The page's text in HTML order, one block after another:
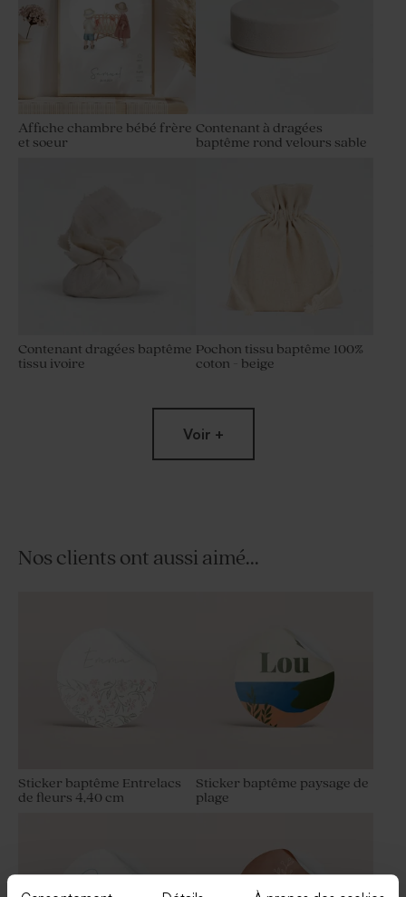
Affiche chambre bébé frère
et soeur
Contenant à dragées
baptême rond velours sable
Contenant dragées baptême
tissu ivoire
Pochon tissu baptême 100%
coton - beige
Voir +
Nos clients ont aussi aimé...
Sticker baptême Entrelacs
de fleurs 4,40 cm
Sticker baptême paysage de
plage